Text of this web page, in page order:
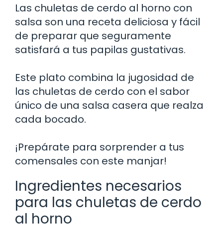
Las chuletas de cerdo al horno con
salsa son una receta deliciosa y fácil
de preparar que seguramente
satisfará a tus papilas gustativas.
Este plato combina la jugosidad de
las chuletas de cerdo con el sabor
único de una salsa casera que realza
cada bocado.
¡Prepárate para sorprender a tus
comensales con este manjar!
Ingredientes necesarios
para las chuletas de cerdo
al horno